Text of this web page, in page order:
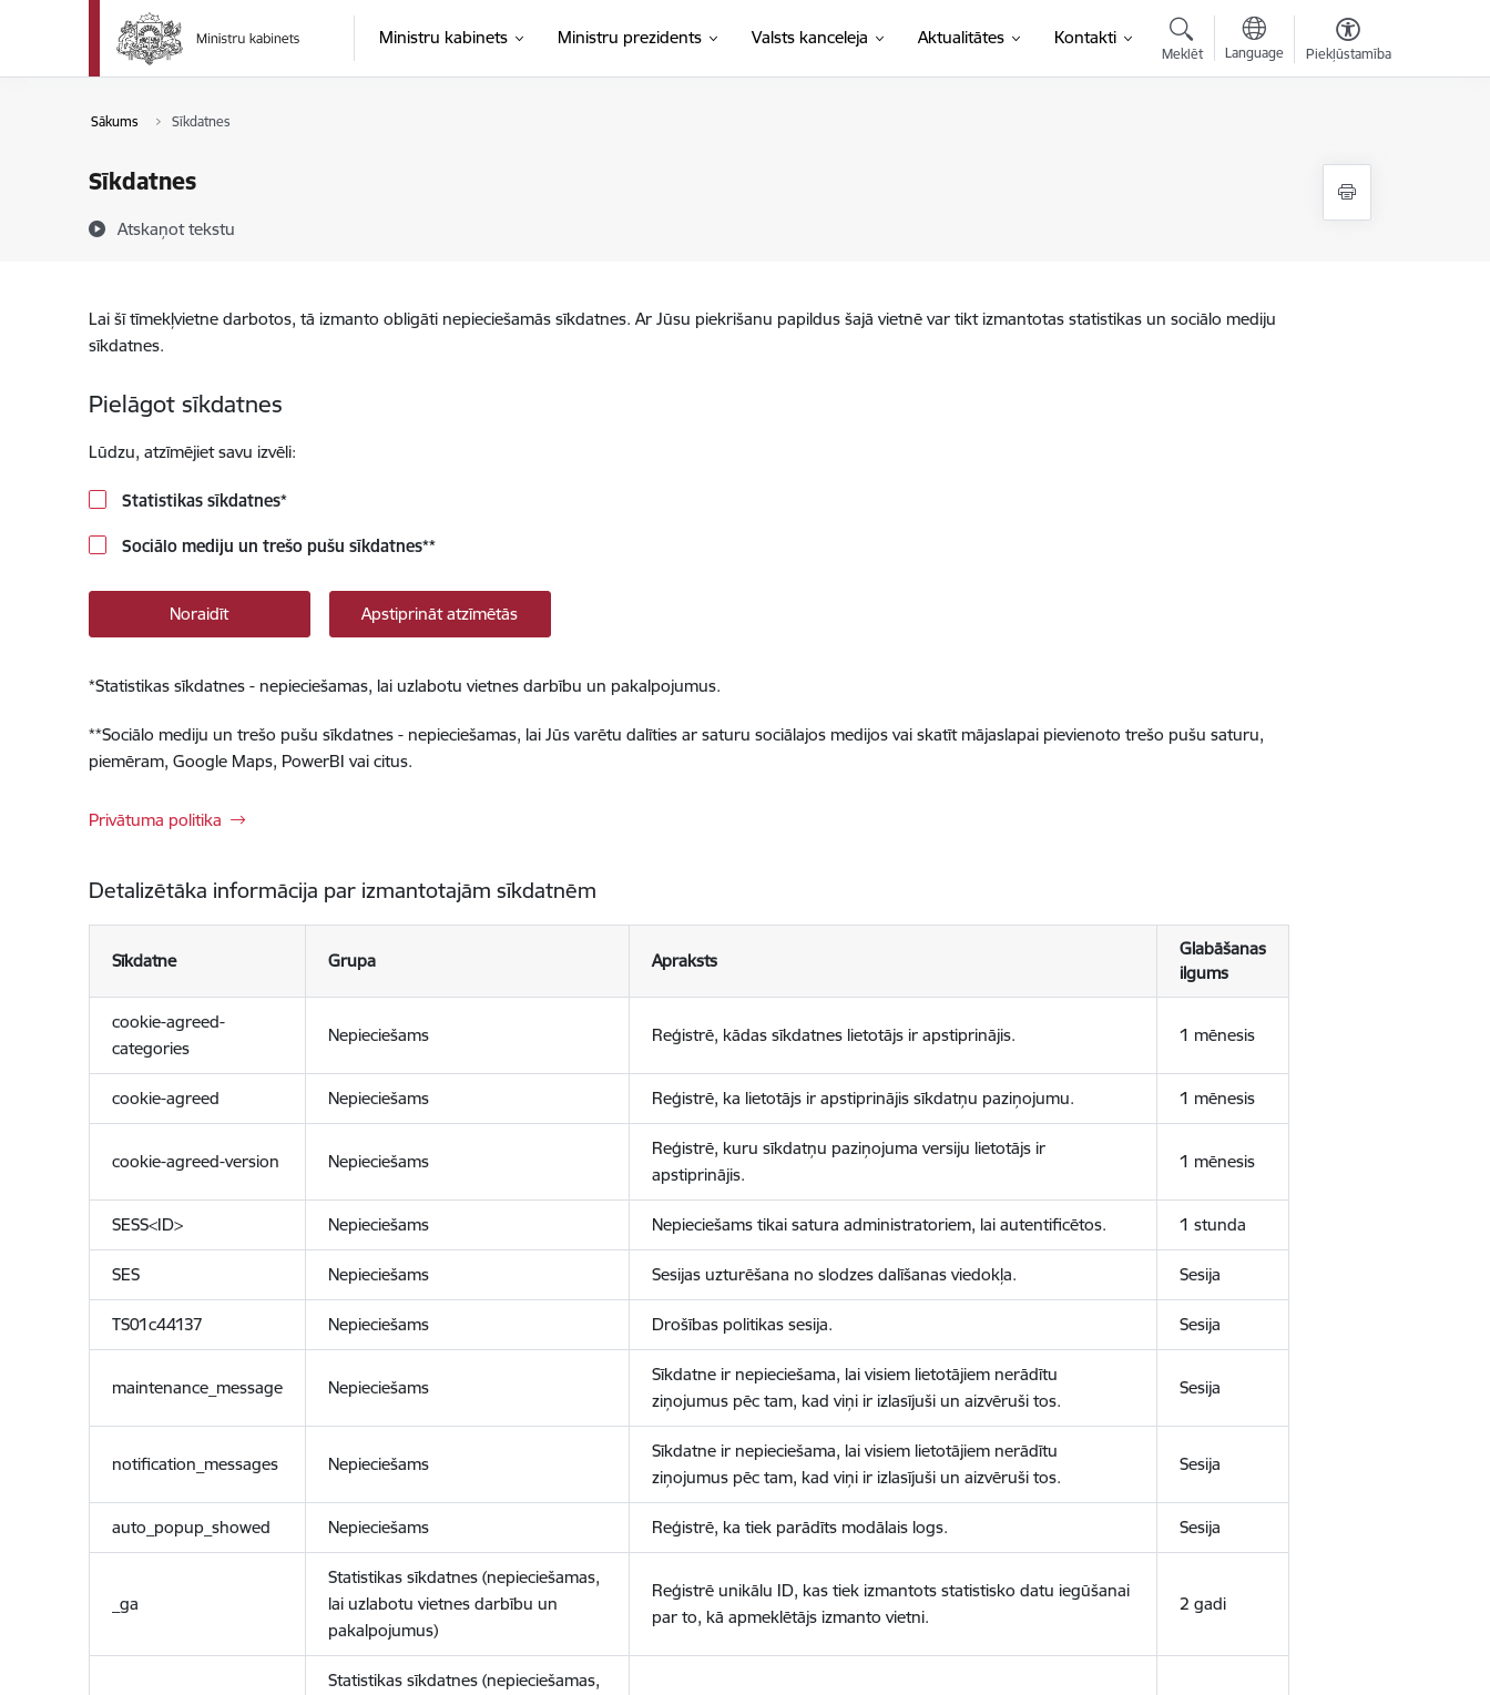
Pāriet uz lapas saturu
Ministru kabinets Ministru prezidents Valsts kanceleja Aktualitātes Kontakti
Meklēt Language Piekļūstamība
Sākums Sīkdatnes
Sīkdatnes
Atskaņot tekstu
Lai šī tīmekļvietne darbotos, tā izmanto obligāti nepieciešamās sīkdatnes. Ar Jūsu piekrišanu papildus šajā vietnē var tikt izmantotas statistikas un sociālo mediju
sīkdatnes.
Pielāgot sīkdatnes
Lūdzu, atzīmējiet savu izvēli:
Statistikas sīkdatnes*
Sociālo mediju un trešo pušu sīkdatnes**
Noraidīt Apstiprināt atzīmētās
*Statistikas sīkdatnes - nepieciešamas, lai uzlabotu vietnes darbību un pakalpojumus.
**Sociālo mediju un trešo pušu sīkdatnes - nepieciešamas, lai Jūs varētu dalīties ar saturu sociālajos medijos vai skatīt mājaslapai pievienoto trešo pušu saturu,
piemēram, Google Maps, PowerBI vai citus.
Privātuma politika
Detalizētāka informācija par izmantotajām sīkdatnēm
Sīkdatne Grupa Apraksts
Glabāšanas
ilgums
cookie-agreed-
categories
Nepieciešams Reģistrē, kādas sīkdatnes lietotājs ir apstiprinājis. 1 mēnesis
cookie-agreed Nepieciešams Reģistrē, ka lietotājs ir apstiprinājis sīkdatņu paziņojumu. 1 mēnesis
cookie-agreed-version Nepieciešams
Reģistrē, kuru sīkdatņu paziņojuma versiju lietotājs ir
apstiprinājis.
1 mēnesis
SESS<ID> Nepieciešams Nepieciešams tikai satura administratoriem, lai autentificētos. 1 stunda
SES Nepieciešams Sesijas uzturēšana no slodzes dalīšanas viedokļa. Sesija
TS01c44137 Nepieciešams Drošības politikas sesija. Sesija
maintenance_message Nepieciešams
Sīkdatne ir nepieciešama, lai visiem lietotājiem nerādītu
ziņojumus pēc tam, kad viņi ir izlasījuši un aizvēruši tos.
Sesija
notification_messages Nepieciešams
Sīkdatne ir nepieciešama, lai visiem lietotājiem nerādītu
ziņojumus pēc tam, kad viņi ir izlasījuši un aizvēruši tos.
Sesija
auto_popup_showed Nepieciešams Reģistrē, ka tiek parādīts modālais logs. Sesija
_ga
Statistikas sīkdatnes (nepieciešamas,
lai uzlabotu vietnes darbību un
pakalpojumus)
Reģistrē unikālu ID, kas tiek izmantots statistisko datu iegūšanai
par to, kā apmeklētājs izmanto vietni.
2 gadi
Statistikas sīkdatnes (nepieciešamas,